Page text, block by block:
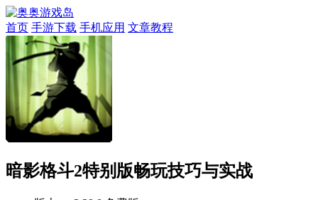
首页 手游下载 手机应用 文章教程
暗影格斗2特别版畅玩技巧与实战